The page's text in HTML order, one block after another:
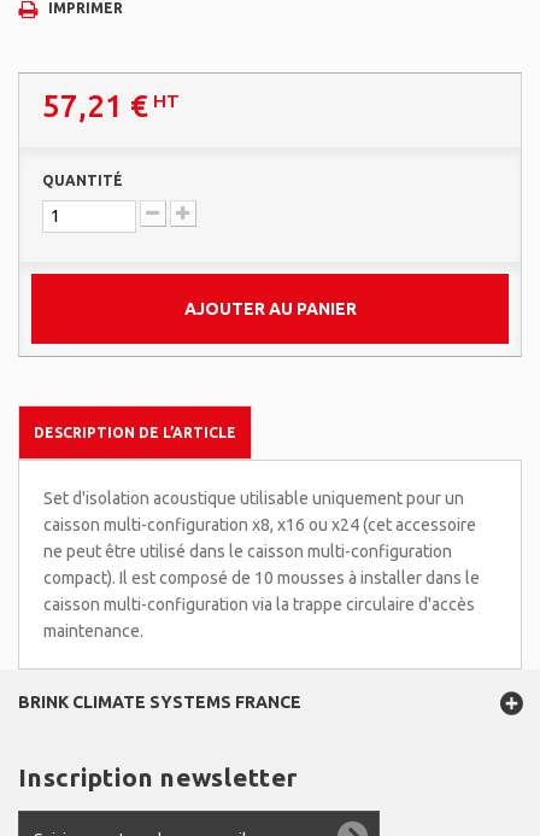
IMPRIMER
57,21 € HT
QUANTITÉ
AJOUTER AU PANIER
DESCRIPTION DE L’ARTICLE
Set d'isolation acoustique utilisable uniquement pour un
caisson multi-configuration x8, x16 ou x24 (cet accessoire
ne peut être utilisé dans le caisson multi-configuration
compact). Il est composé de 10 mousses à installer dans le
caisson multi-configuration via la trappe circulaire d'accès
maintenance.
BRINK CLIMATE SYSTEMS FRANCE
Inscription newsletter